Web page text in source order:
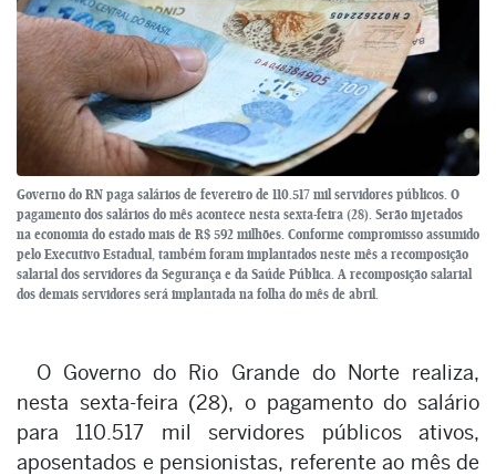
Governo do RN paga salários de fevereiro de 110.517 mil servidores públicos. O
pagamento dos salários do mês acontece nesta sexta-feira (28). Serão injetados
na economia do estado mais de R$ 592 milhões. Conforme compromisso assumido
pelo Executivo Estadual, também foram implantados neste mês a recomposição
salarial dos servidores da Segurança e da Saúde Pública. A recomposição salarial
dos demais servidores será implantada na folha do mês de abril.
O Governo do Rio Grande do Norte realiza,
nesta sexta-feira (28), o pagamento do salário
para 110.517 mil servidores públicos ativos,
aposentados e pensionistas, referente ao mês de